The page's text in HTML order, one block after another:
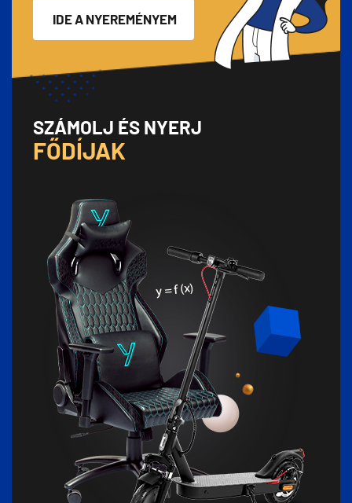
IDE A NYEREMÉNYEM
SZÁMOLJ ÉS NYERJ
FŐDÍJAK